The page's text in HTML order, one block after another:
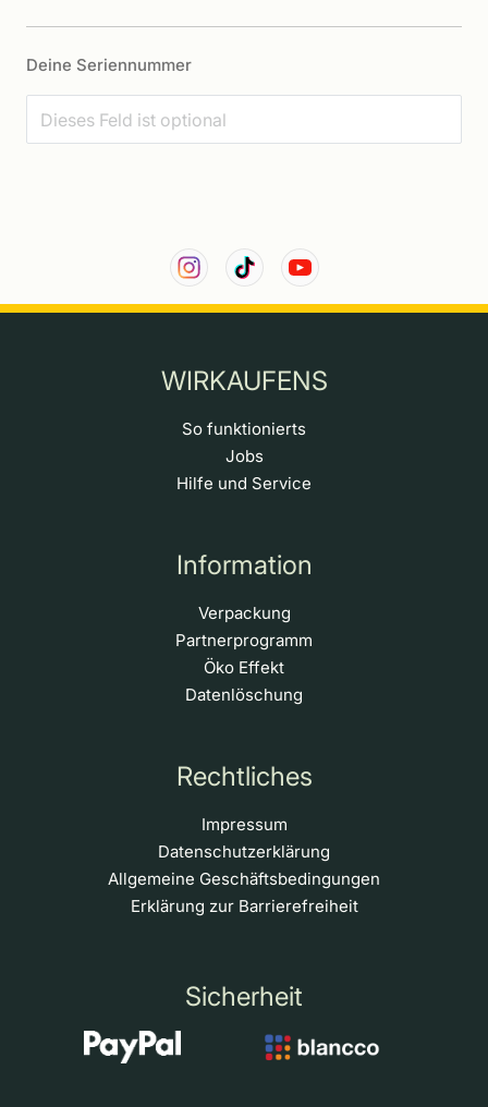
Deine Seriennummer
WIRKAUFENS
So funktionierts
Jobs
Hilfe und Service
Information
Verpackung
Partnerprogramm
Öko Effekt
Datenlöschung
Rechtliches
Impressum
Datenschutzerklärung
Allgemeine Geschäftsbedingungen
Erklärung zur Barrierefreiheit
Sicherheit